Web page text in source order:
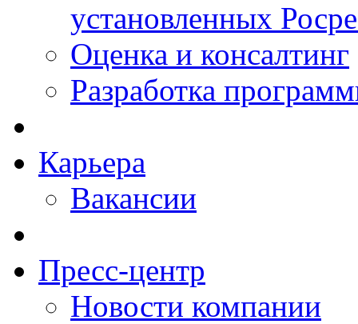
установленных
Оценка и консалтинг
Разработка
Карьера
Вакансии
Пресс-центр
Новости компании